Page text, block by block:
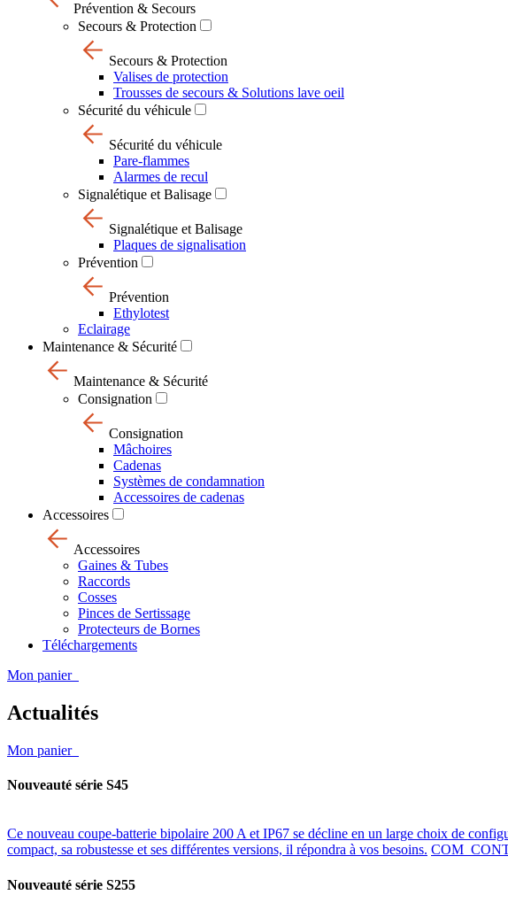
Prévention & Secours
Secours & Protection
Secours & Protection
Valises de protection
Trousses de secours & Solutions lave oeil
Sécurité du véhicule
Sécurité du véhicule
Pare-flammes
Alarmes de recul
Signalétique et Balisage
Signalétique et Balisage
Plaques de signalisation
Prévention
Prévention
Ethylotest
Eclairage
Maintenance & Sécurité
Maintenance & Sécurité
Consignation
Consignation
Mâchoires
Cadenas
Systèmes de condamnation
Accessoires de cadenas
Accessoires
Accessoires
Gaines & Tubes
Raccords
Cosses
Pinces de Sertissage
Protecteurs de Bornes
Téléchargements
Mon panier
Actualités
Mon panier
Nouveauté série S45
Ce nouveau coupe-batterie bipolaire 200 A et IP67 se décline en un large choix de
compact, sa robustesse et ses différentes versions, il répondra à vos besoins.
Nouveauté série S255